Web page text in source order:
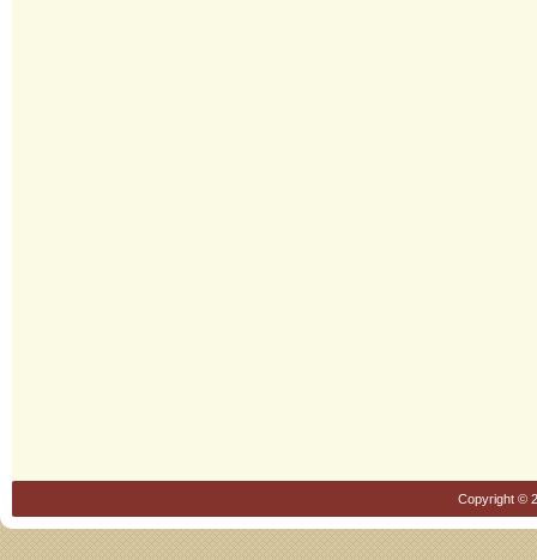
Copyright ©